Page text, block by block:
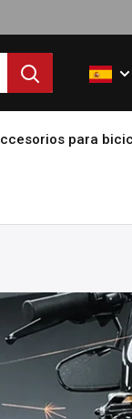
para